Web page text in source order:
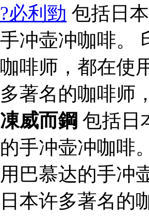
?必利勁 包括日
手冲壶冲咖啡。
咖啡师，都在使
多著名的咖啡师
凍威而鋼 包括日
的手冲壶冲咖啡
用巴慕达的手冲
日本许多著名的